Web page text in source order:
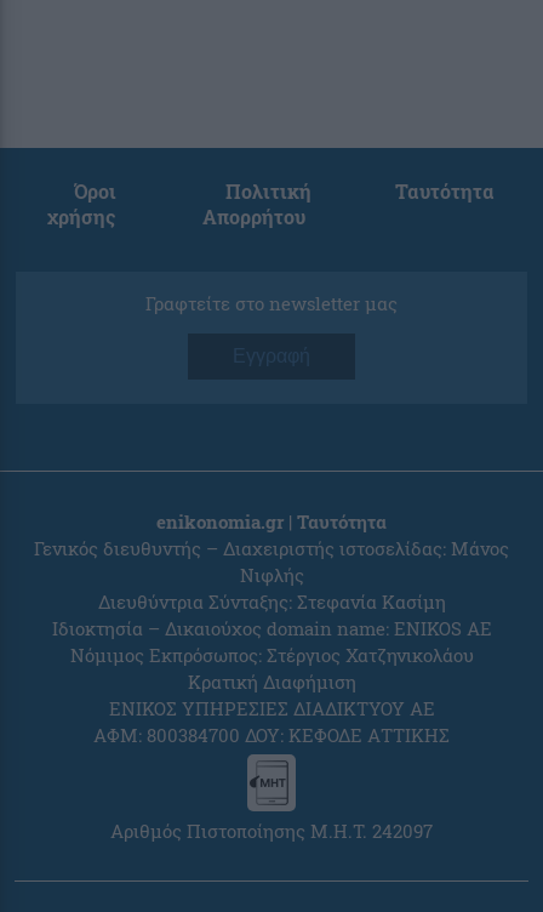
Όροι
χρήσης
Πολιτική
Απορρήτου
Ταυτότητα
Γραφτείτε στο newsletter μας
Εγγραφή
enikonomia.gr | Ταυτότητα
Γενικός διευθυντής – Διαχειριστής ιστοσελίδας: Μάνος
Νιφλής
Διευθύντρια Σύνταξης: Στεφανία Κασίμη
Ιδιοκτησία – Δικαιούχος domain name: ENIKOS AE
Νόμιμος Εκπρόσωπος: Στέργιος Χατζηνικολάου
Κρατική Διαφήμιση
ΕΝΙΚΟΣ ΥΠΗΡΕΣΙΕΣ ΔΙΑΔΙΚΤΥΟΥ ΑΕ
ΑΦΜ: 800384700 ΔΟΥ: ΚΕΦΟΔΕ ΑΤΤΙΚΗΣ
Αριθμός Πιστοποίησης Μ.Η.Τ. 242097